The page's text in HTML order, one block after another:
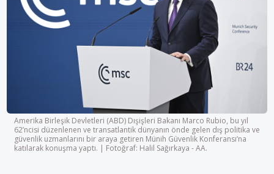
Amerika Birleşik Devletleri (ABD) Dışişleri Bakanı Marco Rubio, bu yıl
62’ncisi düzenlenen ve transatlantik dünyanın önde gelen dış politika ve
güvenlik uzmanlarını bir araya getiren Münih Güvenlik Konferansı’na
katılarak konuşma yaptı. | Fotoğraf: Halil Sağırkaya - AA.